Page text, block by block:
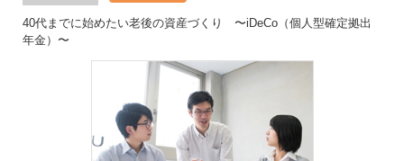
40代までに始めたい老後の資産づくり 〜iDeCo（個人型確定拠出
年金）〜